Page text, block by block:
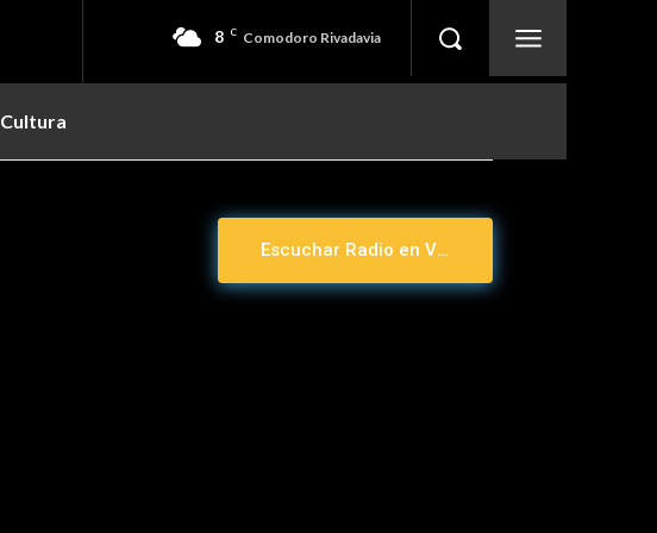
8 C Comodoro Rivadavia
Cultura
Escuchar Radio en Vivo